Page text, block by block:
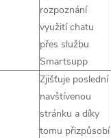
rozpoznání
využití chatu
přes službu
Smartsupp
Zjišťuje poslední
navštívenou
stránku a díky
tomu přizpůsobí